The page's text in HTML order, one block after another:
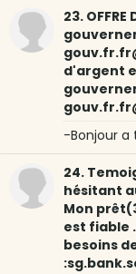
23. OFFRE
d'argent
-Bonjour a
24.
hésitant
Mon
est fiable
besoins